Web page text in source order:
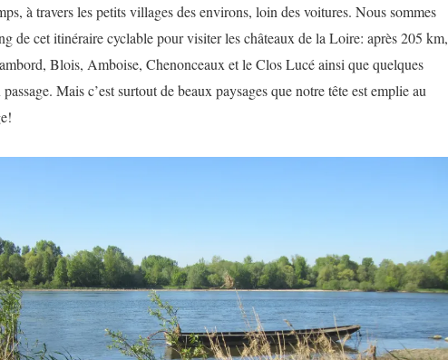
à travers les petits villages des environs, loin des voitures. Nous sommes
de cet itinéraire cyclable pour visiter les châteaux de la Loire: après 205 km,
Blois, Amboise, Chenonceaux et le Clos Lucé ainsi que quelques
Mais c’est surtout de beaux paysages que notre tête est emplie au